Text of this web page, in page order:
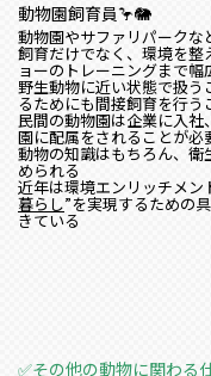
動物園飼育員🦩🐘
動物園やサファリパークな
飼育だけでなく、環境を
ョーのトレーニングまで幅
野生動物に近い状態で扱
るためにも間接飼育を行う
民間の動物園は企業に入
園に配属をされることが必
動物の知識はもちろん、
められる
近年は環境エンリッチメン
暮らし”を実現するための
きている
✅その他の動物に関わる